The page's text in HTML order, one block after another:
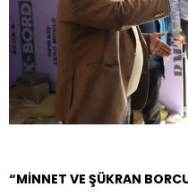
“MİNNET VE ŞÜKRAN